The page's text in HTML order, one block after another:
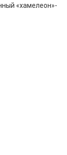
«хамелеон»-